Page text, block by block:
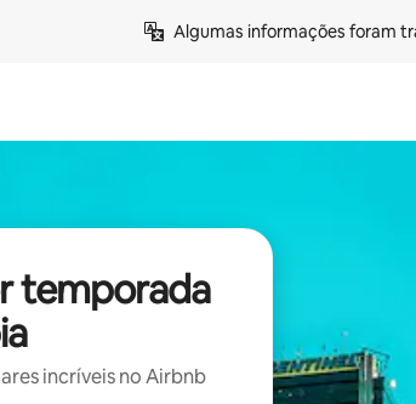
Algumas informações foram
temporada
incríveis no Airbnb